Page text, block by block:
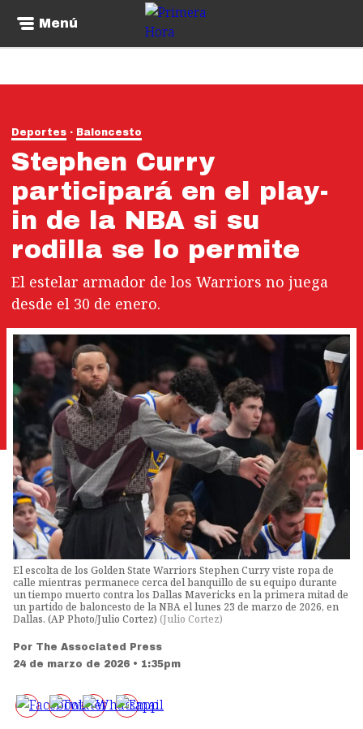
Menú
Deportes Baloncesto
Stephen Curry
participará en el play-
in de la NBA si su
rodilla se lo permite
El estelar armador de los Warriors no juega
desde el 30 de enero.
El escolta de los Golden State Warriors Stephen Curry viste ropa de
calle mientras permanece cerca del banquillo de su equipo durante
un tiempo muerto contra los Dallas Mavericks en la primera mitad de
un partido de baloncesto de la NBA el lunes 23 de marzo de 2026, en
Dallas. (AP Photo/Julio Cortez) (Julio Cortez)
Por The Associated Press
24 de marzo de 2026 • 1:35pm